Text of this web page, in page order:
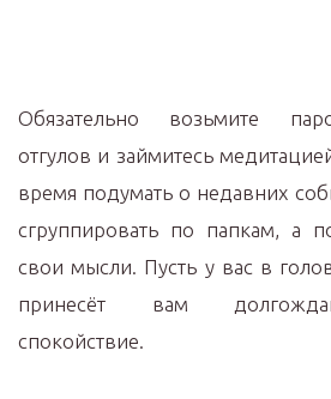
Обязательно возьмите
отгулов и займитесь
время подумать о недавних
сгруппировать по папкам, а
свои мысли. Пусть у вас в
принесёт вам
спокойствие.